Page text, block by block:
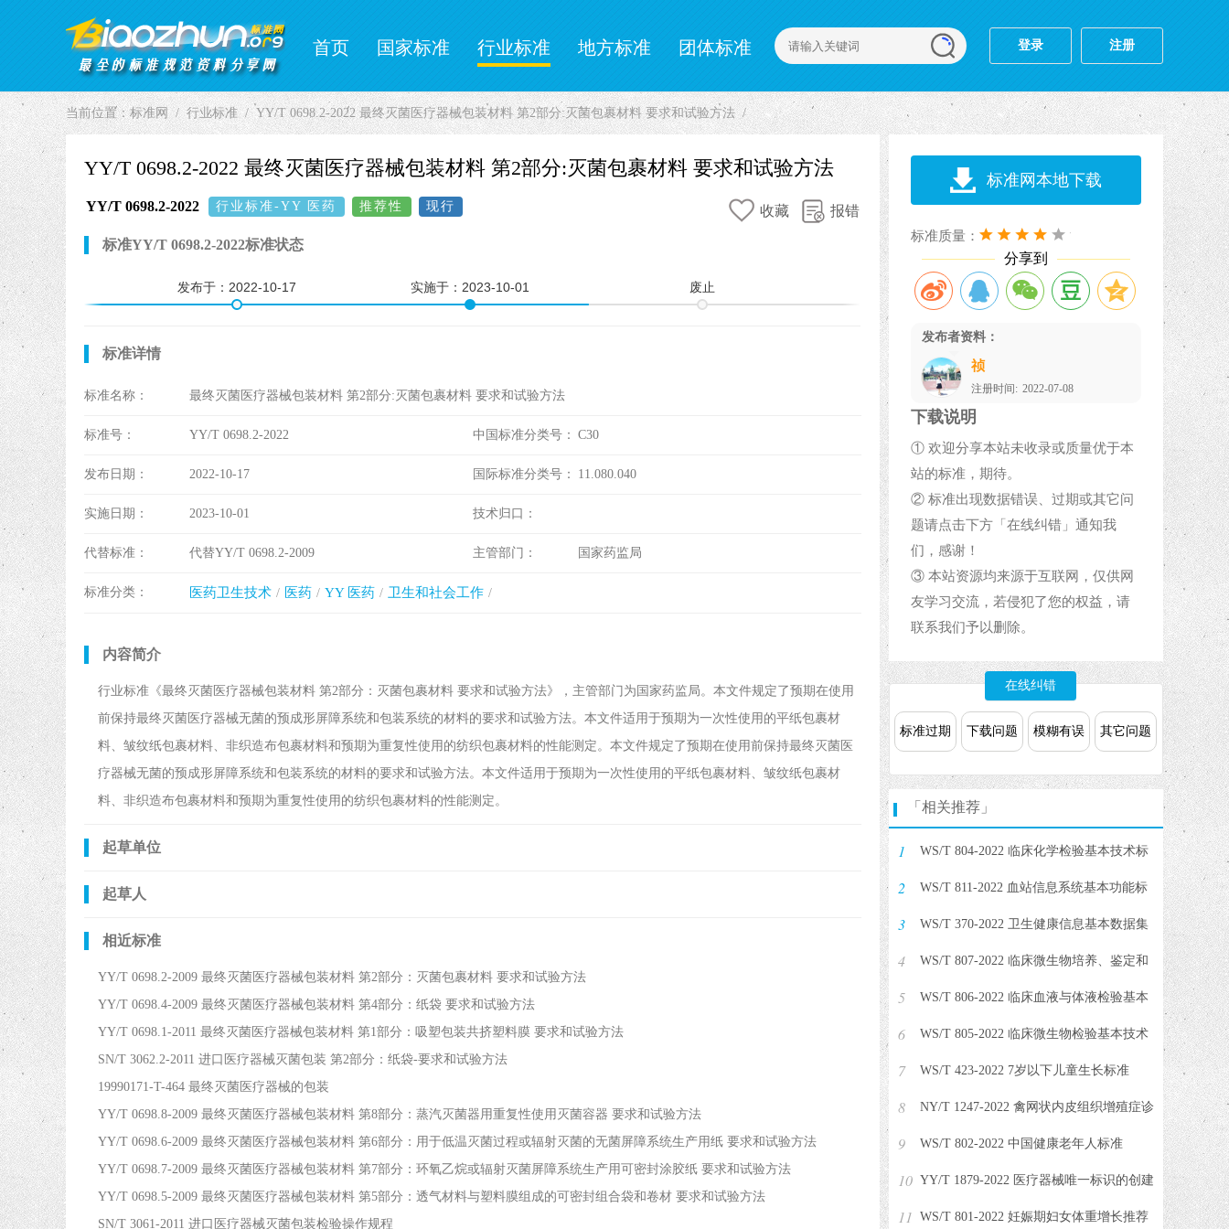
首页 国家标准 行业标准 地方标准
团体标准
登录 注册
当前位置：标准网 行业标准 YY/T 0698.2-2022 最终灭菌医疗器械包装材料 第2部分:灭菌包裹材料 要求和试验方法
YY/T 0698.2-2022 最终灭菌医疗器械包装材料 第2部分:灭菌包裹材料 要求和试验方法
YY/T 0698.2-2022 行业标准-YY 医药 推荐性 现行 收藏 报错
标准YY/T 0698.2-2022标准状态
发布于： 2022-10-17 实施于： 2023-10-01 废止
标准详情
标准名称： 最终灭菌医疗器械包装材料 第2部分:灭菌包裹材料 要求和试验方法
标准号： YY/T 0698.2-2022 中国标准分类号： C30
发布日期： 2022-10-17 国际标准分类号： 11.080.040
实施日期： 2023-10-01 技术归口：
代替标准： 代替YY/T 0698.2-2009 主管部门： 国家药监局
标准分类： 医药卫生技术 医药 YY 医药 卫生和社会工作
内容简介
行业标准《最终灭菌医疗器械包装材料 第2部分：灭菌包裹材料 要求和试验方法》，主管部门为国家药监局。本文件规定了预期在使用
前保持最终灭菌医疗器械无菌的预成形屏障系统和包装系统的材料的要求和试验方法。本文件适用于预期为一次性使用的平纸包裹材
料、皱纹纸包裹材料、非织造布包裹材料和预期为重复性使用的纺织包裹材料的性能测定。本文件规定了预期在使用前保持最终灭菌医
疗器械无菌的预成形屏障系统和包装系统的材料的要求和试验方法。本文件适用于预期为一次性使用的平纸包裹材料、皱纹纸包裹材
料、非织造布包裹材料和预期为重复性使用的纺织包裹材料的性能测定。
起草单位
起草人
相近标准
YY/T 0698.2-2009 最终灭菌医疗器械包装材料 第2部分：灭菌包裹材料 要求和试验方法
YY/T 0698.4-2009 最终灭菌医疗器械包装材料 第4部分：纸袋 要求和试验方法
YY/T 0698.1-2011 最终灭菌医疗器械包装材料 第1部分：吸塑包装共挤塑料膜 要求和试验方法
SN/T 3062.2-2011 进口医疗器械灭菌包装 第2部分：纸袋-要求和试验方法
19990171-T-464 最终灭菌医疗器械的包装
YY/T 0698.8-2009 最终灭菌医疗器械包装材料 第8部分：蒸汽灭菌器用重复性使用灭菌容器 要求和试验方法
YY/T 0698.6-2009 最终灭菌医疗器械包装材料 第6部分：用于低温灭菌过程或辐射灭菌的无菌屏障系统生产用纸 要求和试验方法
YY/T 0698.7-2009 最终灭菌医疗器械包装材料 第7部分：环氧乙烷或辐射灭菌屏障系统生产用可密封涂胶纸 要求和试验方法
YY/T 0698.5-2009 最终灭菌医疗器械包装材料 第5部分：透气材料与塑料膜组成的可密封组合袋和卷材 要求和试验方法
SN/T 3061-2011 进口医疗器械灭菌包装检验操作规程
标准网本地下载
标准质量：
分享到
发布者资料：
祯
注册时间: 2022-07-08
下载说明
① 欢迎分享本站未收录或质量优于本
站的标准，期待。
② 标准出现数据错误、过期或其它问
题请点击下方「在线纠错」通知我
们，感谢！
③ 本站资源均来源于互联网，仅供网
友学习交流，若侵犯了您的权益，请
联系我们予以删除。
在线纠错
标准过期 下载问题 模糊有误 其它问题
「相关推荐」
1 WS/T 804-2022 临床化学检验基本技术标
准
2 WS/T 811-2022 血站信息系统基本功能标
准
3 WS/T 370-2022 卫生健康信息基本数据集
编制标准
4 WS/T 807-2022 临床微生物培养、鉴定和
药敏检测系统的性能验证
5 WS/T 806-2022 临床血液与体液检验基本
技术标准
6 WS/T 805-2022 临床微生物检验基本技术
标准
7 WS/T 423-2022 7岁以下儿童生长标准
8 NY/T 1247-2022 禽网状内皮组织增殖症诊
断技术
9 WS/T 802-2022 中国健康老年人标准
10 YY/T 1879-2022 医疗器械唯一标识的创建
和赋予
11 WS/T 801-2022 妊娠期妇女体重增长推荐